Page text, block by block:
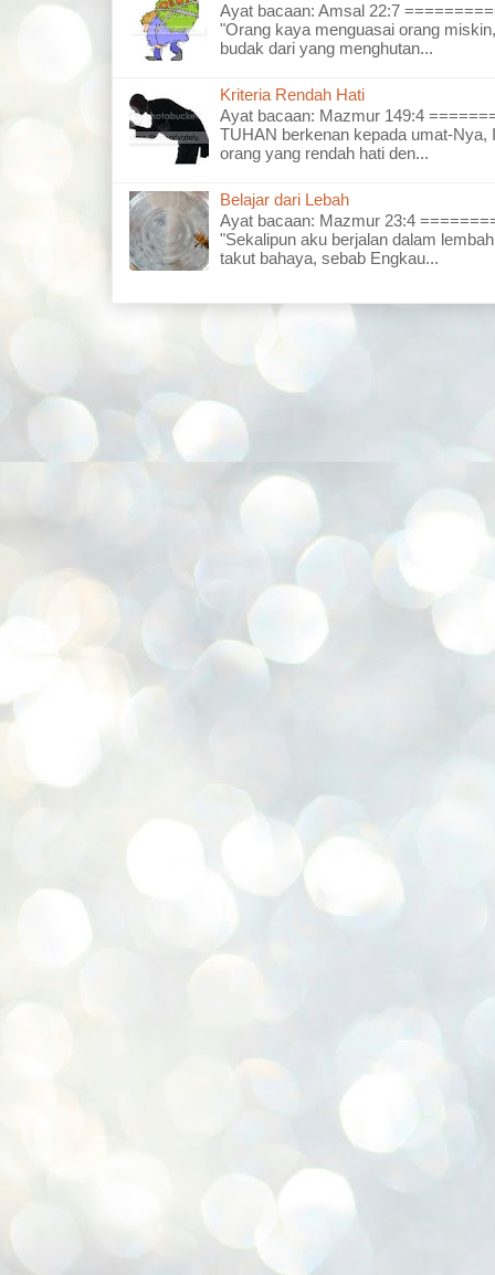
Ayat bacaan: Amsal 22:7
"Orang kaya menguasai orang
budak dari yang menghutan...
Kriteria Rendah Hati
Ayat bacaan: Mazmur 149:4
TUHAN berkenan kepada umat-Nya,
orang yang rendah hati den...
Belajar dari Lebah
Ayat bacaan: Mazmur 23:4
"Sekalipun aku berjalan dalam
takut bahaya, sebab Engkau...